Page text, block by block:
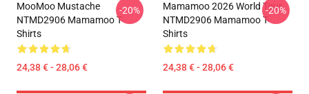
MooMoo Mustache
NTMD2906 Mamamoo T-
Shirts
24,38 € - 28,06 €
-20%
Mamamoo 2026 World Tour
NTMD2906 Mamamoo T-
Shirts
24,38 € - 28,06 €
-20%